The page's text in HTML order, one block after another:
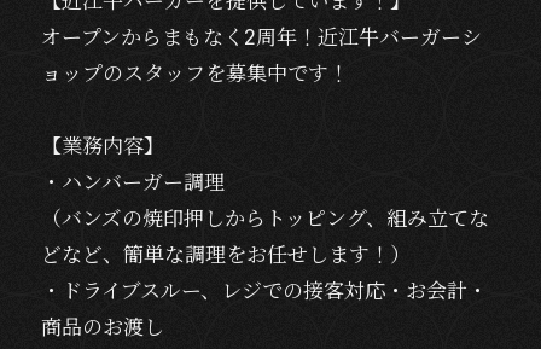
オープンからまもなく2周年！近江牛バーガーシ
ョップのスタッフを募集中です！
【業務内容】
・ハンバーガー調理
（バンズの焼印押しからトッピング、組み立てな
どなど、簡単な調理をお任せします！）
・ドライブスルー、レジでの接客対応・お会計・
商品のお渡し